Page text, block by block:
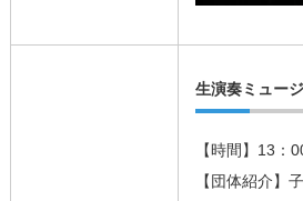
生演奏ミュー
【時間】13：
【団体紹介】